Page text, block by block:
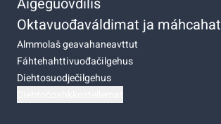
Oktavuođaváldimat ja máhcahat
Almmolaš geavahaneavttut
Fáhtehahttivuođačilgehus
Diehtosuodječilgehus